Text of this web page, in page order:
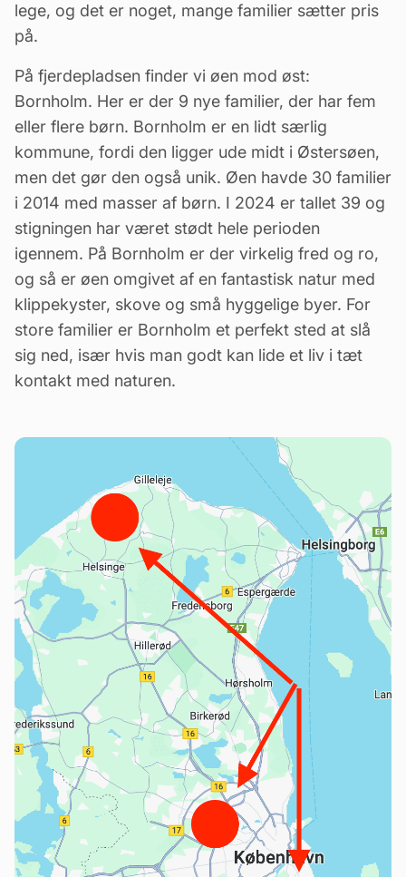
lege, og det er noget, mange familier sætter pris
på.
På fjerdepladsen finder vi øen mod øst:
Bornholm. Her er der 9 nye familier, der har fem
eller flere børn. Bornholm er en lidt særlig
kommune, fordi den ligger ude midt i Østersøen,
men det gør den også unik. Øen havde 30 familier
i 2014 med masser af børn. I 2024 er tallet 39 og
stigningen har været stødt hele perioden
igennem. På Bornholm er der virkelig fred og ro,
og så er øen omgivet af en fantastisk natur med
klippekyster, skove og små hyggelige byer. For
store familier er Bornholm et perfekt sted at slå
sig ned, især hvis man godt kan lide et liv i tæt
kontakt med naturen.